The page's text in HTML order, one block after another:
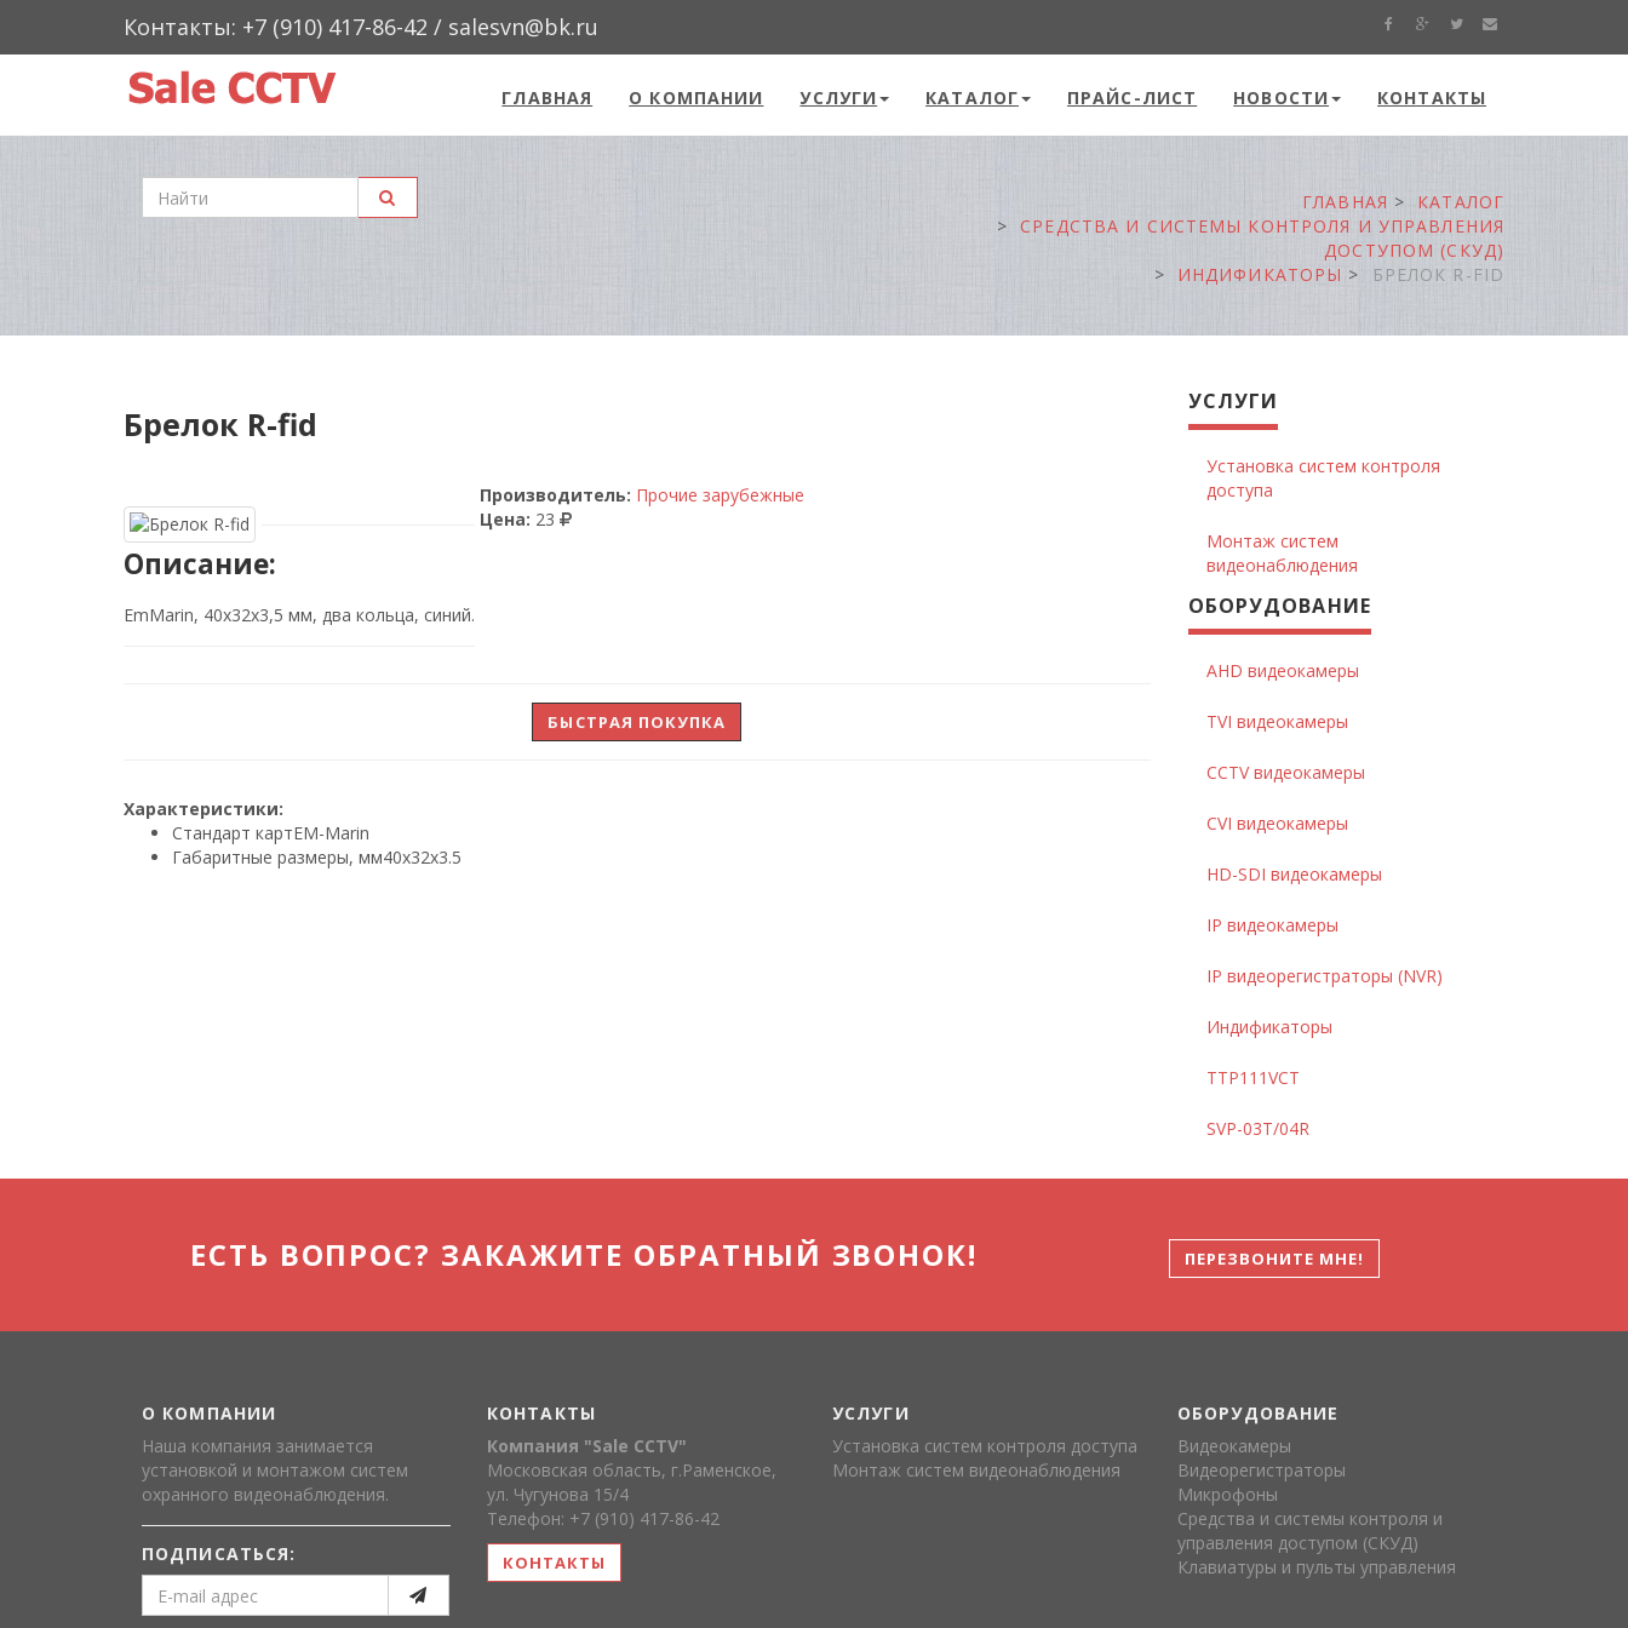
Контакты: +7 (910) 417-86-42 / salesvn@bk.ru
CCTV"
ГЛАВНАЯ О КОМПАНИИ УСЛУГИ КАТАЛОГ ПРАЙС-ЛИСТ НОВОСТИ КОНТАКТЫ
ГЛАВНАЯ
КАТАЛОГ
СРЕДСТВА И СИСТЕМЫ КОНТРОЛЯ И УПРАВЛЕНИЯ
ДОСТУПОМ (СКУД)
ИНДИФИКАТОРЫ
БРЕЛОК R-FID
Брелок R-fid
Описание:
EmMarin, 40х32х3,5 мм, два кольца, синий.
Производитель: Прочие зарубежные
Цена: 23
БЫСТРАЯ ПОКУПКА
Характеристики:
Стандарт картEM-Marin
Габаритные размеры, мм40х32х3.5
УСЛУГИ
Установка систем контроля
доступа
Монтаж систем
видеонаблюдения
ОБОРУДОВАНИЕ
AHD видеокамеры
TVI видеокамеры
CCTV видеокамеры
CVI видеокамеры
HD-SDI видеокамеры
IP видеокамеры
IP видеорегистраторы (NVR)
Индификаторы
TTP111VCT
SVP-03T/04R
ЕСТЬ ВОПРОС? ЗАКАЖИТЕ ОБРАТНЫЙ ЗВОНОК! ПЕРЕЗВОНИТЕ МНЕ!
О КОМПАНИИ
Наша компания занимается
установкой и монтажом систем
охранного видеонаблюдения.
ПОДПИСАТЬСЯ:
КОНТАКТЫ
Компания "Sale CCTV"
Московская область, г.Раменское,
ул. Чугунова 15/4
Телефон: +7 (910) 417-86-42
КОНТАКТЫ
УСЛУГИ
Установка систем контроля доступа
Монтаж систем видеонаблюдения
ОБОРУДОВАНИЕ
Видеокамеры
Видеорегистраторы
Микрофоны
Средства и системы контроля и
управления доступом (СКУД)
Клавиатуры и пульты управления